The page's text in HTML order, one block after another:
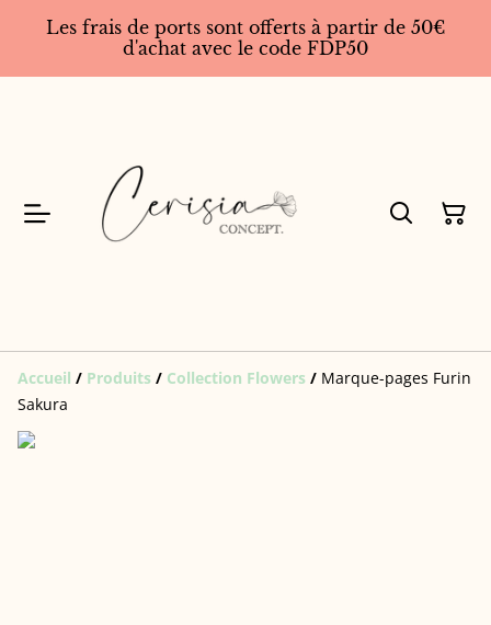
Les frais de ports sont offerts à partir de 50€
d'achat avec le code FDP50
Accueil / Produits / Collection Flowers / Marque-pages Furin
Sakura